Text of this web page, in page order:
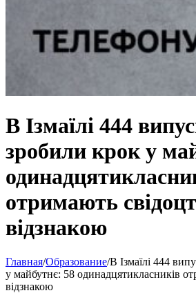
В Ізмаїлі 444
зробили крок у
отримають
відзнакою
Главная/Образование/В Ізмаїлі 444
у майбутнє: 58 одинадцятикласників
відзнакою